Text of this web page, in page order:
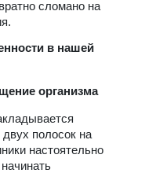
сломано на
в нашей
организма
полосок на
настоятельно